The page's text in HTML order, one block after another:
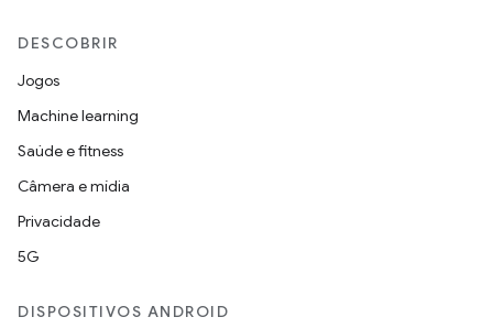
DESCOBRIR
Jogos
Machine learning
Saúde e fitness
Câmera e mídia
Privacidade
5G
DISPOSITIVOS ANDROID